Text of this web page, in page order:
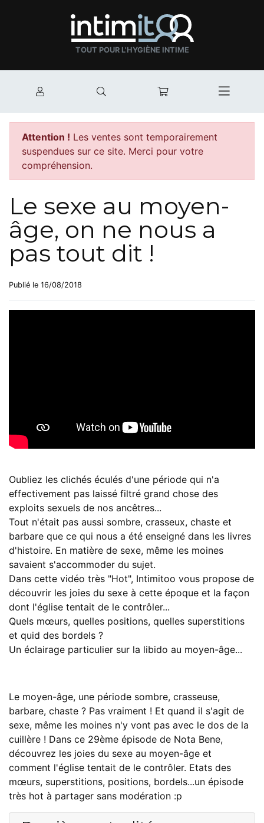
TOUT POUR L'HYGIÈNE INTIME
Mon compte Mon panier
Attention ! Les ventes sont temporairement
suspendues sur ce site. Merci pour votre
compréhension.
Le sexe au moyen-
âge, on ne nous a
pas tout dit !
Publié le 16/08/2018
Oubliez les clichés éculés d'une période qui n'a
effectivement pas laissé filtré grand chose des
exploits sexuels de nos ancêtres...
Tout n'était pas aussi sombre, crasseux, chaste et
barbare que ce qui nous a été enseigné dans les livres
d'histoire. En matière de sexe, même les moines
savaient s'accommoder du sujet.
Dans cette vidéo très "Hot", Intimitoo vous propose de
découvrir les joies du sexe à cette époque et la façon
dont l'église tentait de le contrôler...
Quels mœurs, quelles positions, quelles superstitions
et quid des bordels ?
Un éclairage particulier sur la libido au moyen-âge...
Le moyen-âge, une période sombre, crasseuse,
barbare, chaste ? Pas vraiment ! Et quand il s'agit de
sexe, même les moines n'y vont pas avec le dos de la
cuillère ! Dans ce 29ème épisode de Nota Bene,
découvrez les joies du sexe au moyen-âge et
comment l'église tentait de le contrôler. Etats des
mœurs, superstitions, positions, bordels...un épisode
très hot à partager sans modération :p